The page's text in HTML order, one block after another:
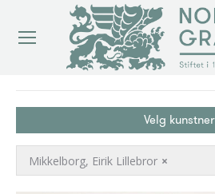
Velg kunstner
×
Mikkelborg, Eirik Lillebror